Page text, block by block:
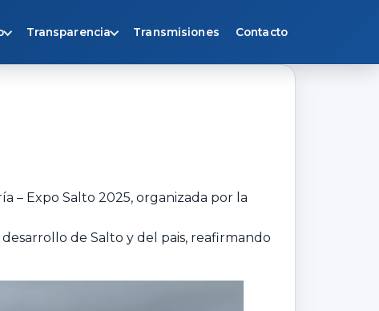
Transparencia Transmisiones Contacto
– Expo Salto 2025, organizada por la
de Salto y del pais, reafirmando